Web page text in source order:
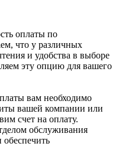
оплаты по
что у различных
и удобства в выборе
эту опцию для вашего
вам необходимо
вашей компании или
счет на оплату.
обслуживания
обеспечить